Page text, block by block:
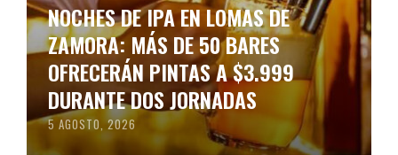
NOCHES DE IPA EN LOMAS DE
ZAMORA: MÁS DE 50 BARES
OFRECERÁN PINTAS A $3.999
DURANTE DOS JORNADAS
5 AGOSTO, 2026